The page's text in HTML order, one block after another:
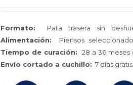
Formato: Pata trasera sin
Alimentación: Piensos
Tiempo de curación: 28 a 36 meses
Envío cortado a cuchillo: 7 días gratis.